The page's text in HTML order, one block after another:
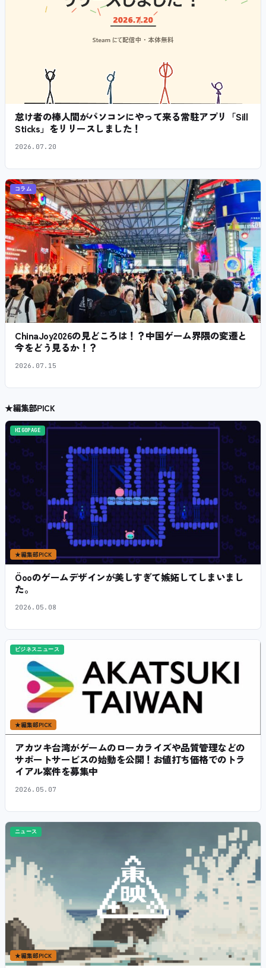
怠け者の棒人間がパソコンにやって来る常駐アプリ「Sill
Sticks」をリリースしました！
2026.07.20
コラム
ChinaJoy2026の見どころは！？中国ゲーム界隈の変遷と
今をどう見るか！？
2026.07.15
★編集部PICK
HIGOPAGE
★編集部PICK
Öooのゲームデザインが美しすぎて嫉妬してしまいまし
た。
2026.05.08
ビジネスニュース
★編集部PICK
アカツキ台湾がゲームのローカライズや品質管理などの
サポートサービスの始動を公開！お値打ち価格でのトラ
イアル案件を募集中
2026.05.07
ニュース
★編集部PICK